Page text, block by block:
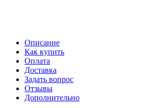
Описание
Как купить
Оплата
Доставка
Задать вопрос
Отзывы
Дополнительно